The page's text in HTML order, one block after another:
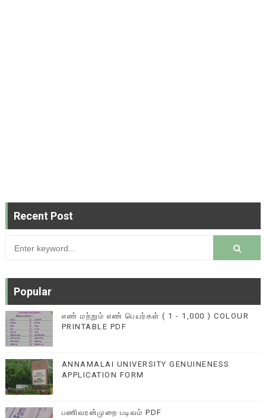
Recent Post
Popular
எண் மற்றும் எண் பெயர்கள் ( 1 - 1,000 ) COLOUR
PRINTABLE PDF
ANNAMALAI UNIVERSITY GENUINENESS
APPLICATION FORM
பணிவரன்முறை படிவம் PDF